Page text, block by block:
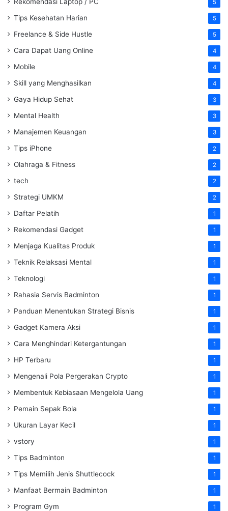
5
Tips Kesehatan Harian 5
Freelance & Side Hustle 5
Cara Dapat Uang Online 4
Mobile 4
Skill yang Menghasilkan 4
Gaya Hidup Sehat 3
Mental Health 3
Manajemen Keuangan 3
Tips iPhone 2
Olahraga & Fitness 2
tech 2
Strategi UMKM 2
Daftar Pelatih 1
Rekomendasi Gadget 1
Menjaga Kualitas Produk 1
Teknik Relaksasi Mental 1
Teknologi 1
Rahasia Servis Badminton 1
Panduan Menentukan Strategi Bisnis 1
Gadget Kamera Aksi 1
Cara Menghindari Ketergantungan 1
HP Terbaru 1
Mengenali Pola Pergerakan Crypto 1
Membentuk Kebiasaan Mengelola Uang 1
Pemain Sepak Bola 1
Ukuran Layar Kecil 1
vstory 1
Tips Badminton 1
Tips Memilih Jenis Shuttlecock 1
Manfaat Bermain Badminton 1
Program Gym 1